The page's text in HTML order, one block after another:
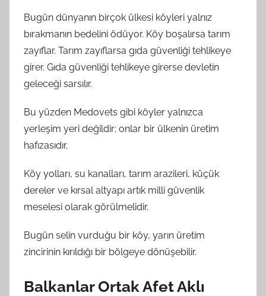
Bugün dünyanın birçok ülkesi köyleri yalnız
bırakmanın bedelini ödüyor. Köy boşalırsa tarım
zayıflar. Tarım zayıflarsa gıda güvenliği tehlikeye
girer. Gıda güvenliği tehlikeye girerse devletin
geleceği sarsılır.
Bu yüzden Medovets gibi köyler yalnızca
yerleşim yeri değildir; onlar bir ülkenin üretim
hafızasıdır.
Köy yolları, su kanalları, tarım arazileri, küçük
dereler ve kırsal altyapı artık milli güvenlik
meselesi olarak görülmelidir.
Bugün selin vurduğu bir köy, yarın üretim
zincirinin kırıldığı bir bölgeye dönüşebilir.
Balkanlar Ortak Afet Aklı